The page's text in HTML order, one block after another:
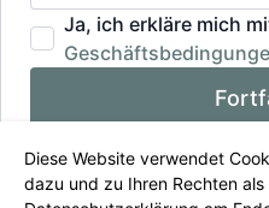
Diese Website verwendet
dazu und zu Ihren Rechten
Ja, ich erkläre mich